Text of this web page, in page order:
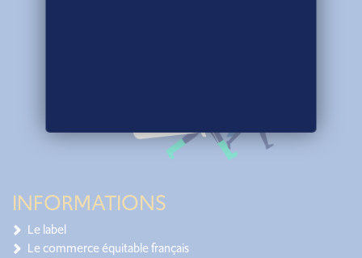
INFORMATIONS
Le label
Le commerce équitable français